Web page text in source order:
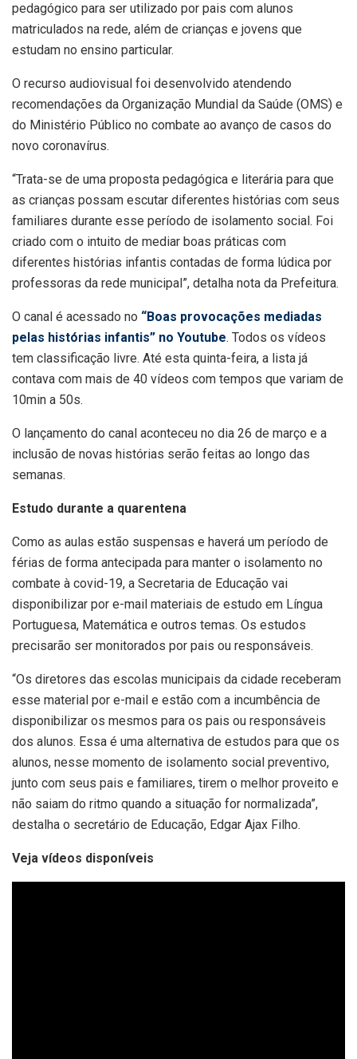
pedagógico para ser utilizado por pais com alunos
matriculados na rede, além de crianças e jovens que
estudam no ensino particular.
O recurso audiovisual foi desenvolvido atendendo
recomendações da Organização Mundial da Saúde (OMS) e
do Ministério Público no combate ao avanço de casos do
novo coronavírus.
“Trata-se de uma proposta pedagógica e literária para que
as crianças possam escutar diferentes histórias com seus
familiares durante esse período de isolamento social. Foi
criado com o intuito de mediar boas práticas com
diferentes histórias infantis contadas de forma lúdica por
professoras da rede municipal”, detalha nota da Prefeitura.
O canal é acessado no “Boas provocações mediadas
pelas histórias infantis” no Youtube. Todos os vídeos
tem classificação livre. Até esta quinta-feira, a lista já
contava com mais de 40 vídeos com tempos que variam de
10min a 50s.
O lançamento do canal aconteceu no dia 26 de março e a
inclusão de novas histórias serão feitas ao longo das
semanas.
Estudo durante a quarentena
Como as aulas estão suspensas e haverá um período de
férias de forma antecipada para manter o isolamento no
combate à covid-19, a Secretaria de Educação vai
disponibilizar por e-mail materiais de estudo em Língua
Portuguesa, Matemática e outros temas. Os estudos
precisarão ser monitorados por pais ou responsáveis.
“Os diretores das escolas municipais da cidade receberam
esse material por e-mail e estão com a incumbência de
disponibilizar os mesmos para os pais ou responsáveis
dos alunos. Essa é uma alternativa de estudos para que os
alunos, nesse momento de isolamento social preventivo,
junto com seus pais e familiares, tirem o melhor proveito e
não saiam do ritmo quando a situação for normalizada”,
destalha o secretário de Educação, Edgar Ajax Filho.
Veja vídeos disponíveis